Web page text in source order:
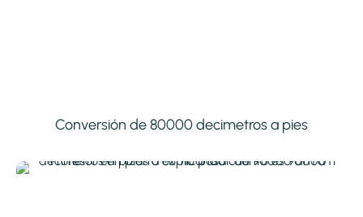
Conversión de 80000 decimetros a pies